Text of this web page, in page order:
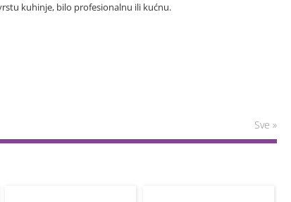
kuhinje, bilo profesionalnu ili kućnu.
Sve »